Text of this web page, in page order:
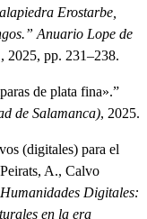
Erostarbe,
Anuario Lope de
2025, pp. 231–238.
de plata fina».”
de Salamanca), 2025.
(digitales) para el
A., Calvo
Humanidades Digitales:
en la era